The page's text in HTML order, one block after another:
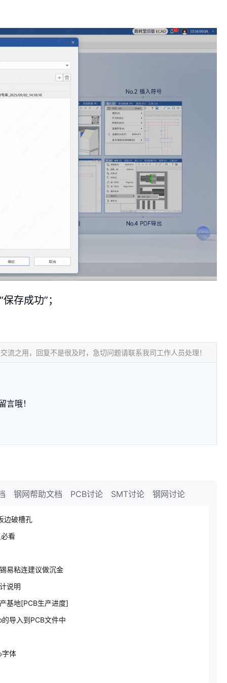
存成功”；
流之用，回复不是很及时，急切问题请联系我司工作人员处理！
言哦！
钢网帮助文档 PCB讨论 SMT讨论 钢网讨论
边破槽孔
看
易粘连建议做沉金
说明
基地[PCB生产进度]
导入到PCB文件中
字体